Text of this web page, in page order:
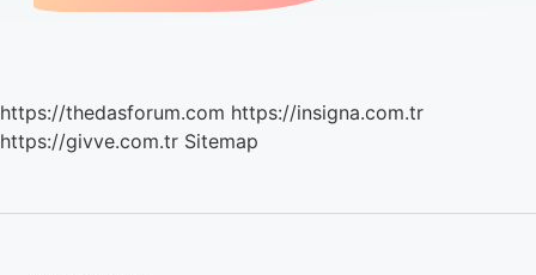
https://thedasforum.com https://insigna.com.tr
https://givve.com.tr Sitemap